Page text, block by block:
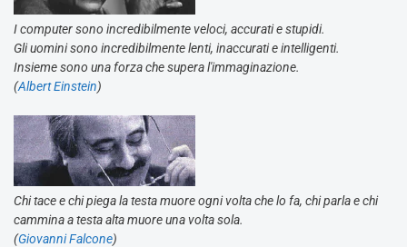
I computer sono incredibilmente veloci, accurati e stupidi.
Gli uomini sono incredibilmente lenti, inaccurati e intelligenti.
Insieme sono una forza che supera l'immaginazione.
(Albert Einstein)
Chi tace e chi piega la testa muore ogni volta che lo fa, chi parla e chi
cammina a testa alta muore una volta sola.
(Giovanni Falcone)